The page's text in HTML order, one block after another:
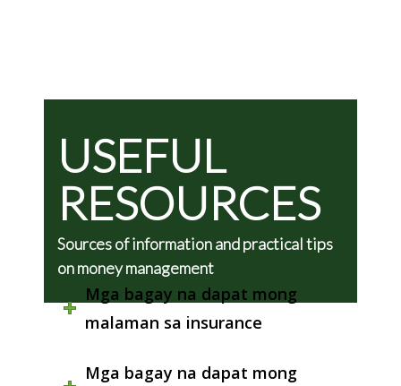
USEFUL
RESOURCES
Sources of information and practical tips
on money management
Mga bagay na dapat mong
malaman sa insurance
Mga bagay na dapat mong